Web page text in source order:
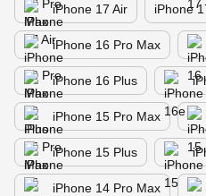
iPhone 17 Air iPhone
iPhone 16 Pro Max
iPhone 16 Plus
iPhone 15 Pro Max
iPhone 15 Plus
iPhone 14 Pro Max